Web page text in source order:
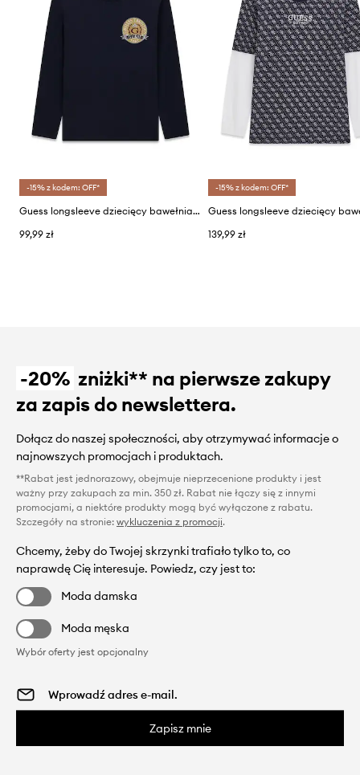
-15% z kodem: OFF*
Guess longsleeve dziecięcy bawełniany
99,99 zł
-15% z kodem: OFF*
139,99 zł
-20% zniżki** na pierwsze zakupy
za zapis do newslettera.
Dołącz do naszej społeczności, aby otrzymywać informacje o
najnowszych promocjach i produktach.
**Rabat jest jednorazowy, obejmuje nieprzecenione produkty i jest
ważny przy zakupach za min. 350 zł. Rabat nie łączy się z innymi
promocjami, a niektóre produkty mogą być wyłączone z rabatu.
Szczegóły na stronie: wykluczenia z promocji.
Chcemy, żeby do Twojej skrzynki trafiało tylko to, co
naprawdę Cię interesuje. Powiedz, czy jest to:
Moda damska
Moda męska
Wybór oferty jest opcjonalny
Zapisz mnie